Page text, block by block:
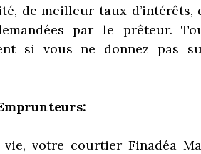
de meilleur taux d’intérêts,
par le prêteur.
si vous ne donnez pas
votre courtier Finadéa